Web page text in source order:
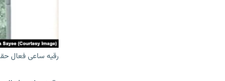
رقیه ساعی فعال